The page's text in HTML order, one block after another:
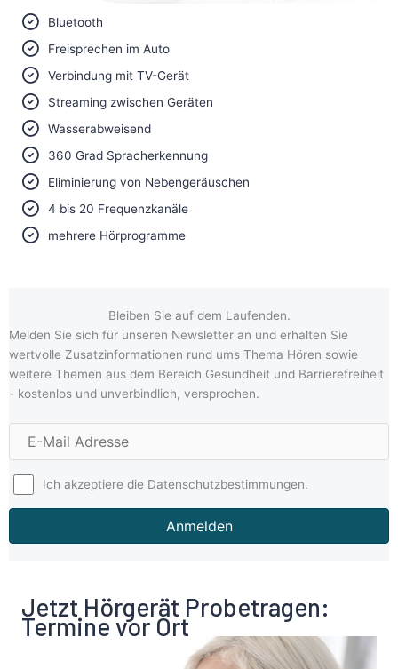
Bluetooth
Freisprechen im Auto
Verbindung mit TV-Gerät
Streaming zwischen Geräten
Wasserabweisend
360 Grad Spracherkennung
Eliminierung von Nebengeräuschen
4 bis 20 Frequenzkanäle
mehrere Hörprogramme
Bleiben Sie auf dem Laufenden.
Melden Sie sich für unseren Newsletter an und erhalten Sie
wertvolle Zusatzinformationen rund ums Thema Hören sowie
weitere Themen aus dem Bereich Gesundheit und Barrierefreiheit
- kostenlos und unverbindlich, versprochen.
a
i
Ich akzeptiere die Datenschutzbestimmungen.
Anmelden
Jetzt Hörgerät Probetragen:
Termine vor Ort